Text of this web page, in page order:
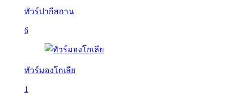
ทัวร์ปากีสถาน
6
ทัวร์มองโกเลีย
1